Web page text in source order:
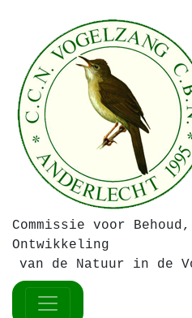
Commissie voor
Ontwikkeling
van de Natuur in de